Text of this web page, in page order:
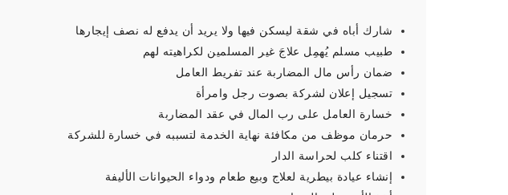
شارك أباه في شقة ليسكن فيها ولا يريد أن يدفع له نصف إيجارها
طبيب مسلم يُهمِل علاجَ غير المسلمين لكراهيته لهم
ضمان رأس مال المضاربة عند تفريط العامل
تسجيل إعلان لشركة بصوت رجل وامرأة
خسارة العامل على رب المال في عقد المضاربة
حرمان موظف من مكافئة نهاية الخدمة لتسببه في خسارة للشركة
اقتناء كلب لحراسة الدار
إنشاء عيادة بيطرية لعلاج وبيع طعام ودواء الحيوانات الأليفة